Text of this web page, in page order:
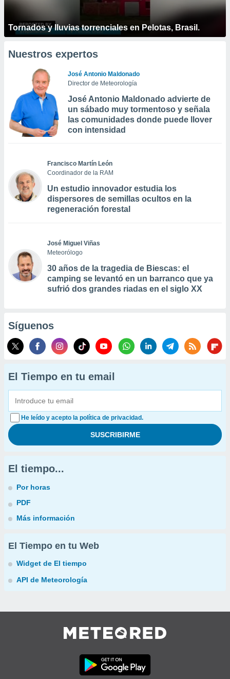
Tornados y lluvias torrenciales en Pelotas, Brasil.
Nuestros expertos
José Antonio Maldonado
Director de Meteorología
José Antonio Maldonado advierte de
un sábado muy tormentoso y señala
las comunidades donde puede llover
con intensidad
Francisco Martín León
Coordinador de la RAM
Un estudio innovador estudia los
dispersores de semillas ocultos en la
regeneración forestal
José Miguel Viñas
Meteorólogo
30 años de la tragedia de Biescas: el
camping se levantó en un barranco que ya
sufrió dos grandes riadas en el siglo XX
Síguenos
El Tiempo en tu email
He leído y acepto la política de privacidad.
El tiempo...
Por horas
PDF
Más información
El Tiempo en tu Web
Widget de El tiempo
API de Meteorología